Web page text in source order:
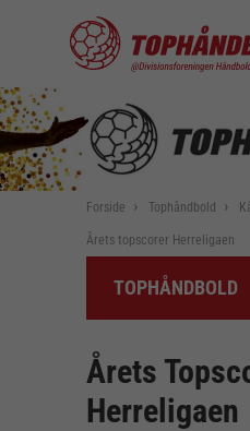
Forside Tophåndbold
Årets topscorer Herreligaen
TOPHÅNDBOLD
Årets
Herreligaen